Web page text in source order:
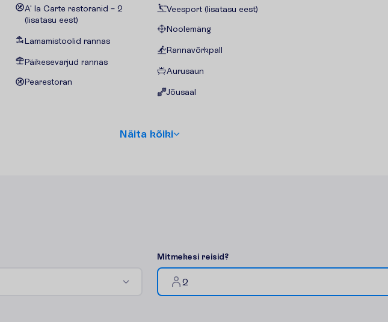
A' la Carte restoranid – 2
(lisatasu eest)
Lamamistoolid rannas
Päikesevarjud rannas
Pearestoran
Veesport (lisatasu eest)
Noolemäng
Rannavõrkpall
Aurusaun
Jõusaal
Näita kõiki
Mitmekesi reisid?
2